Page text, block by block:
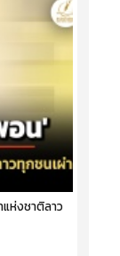
ห่งชาติลาว